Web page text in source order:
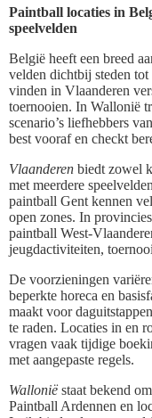
Paintball locaties in
speelvelden
België heeft een breed
velden dichtbij steden tot
vinden in Vlaanderen
toernooien. In Wallonië
scenario’s liefhebbers
best vooraf en checkt
Vlaanderen biedt zowel
met meerdere
paintball Gent kennen
open zones. In
paintball West-
jeugdactiviteiten,
De voorzieningen
beperkte horeca en
maakt voor
te raden. Locaties in en
vragen vaak tijdige
met aangepaste regels.
Wallonië staat bekend
Paintball Ardennen en